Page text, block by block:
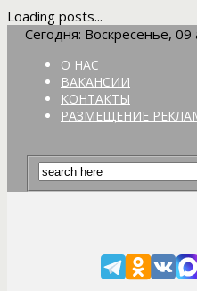
Loading posts...
Сегодня: Воскресенье, 09
О НАС
ВАКАНСИИ
КОНТАКТЫ
РАЗМЕЩЕНИЕ